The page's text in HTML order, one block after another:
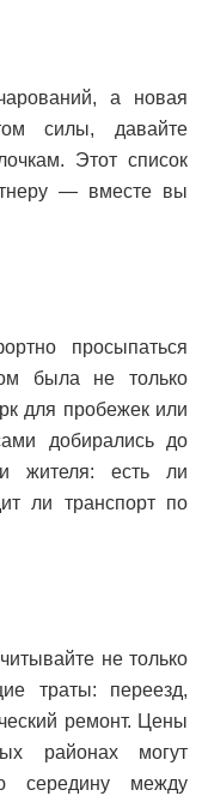
а новая
силы, давайте
Этот список
— вместе вы
просыпаться
была не только
для пробежек или
добирались до
жителя: есть ли
ли транспорт по
не только
траты: переезд,
ремонт. Цены
районах могут
середину между